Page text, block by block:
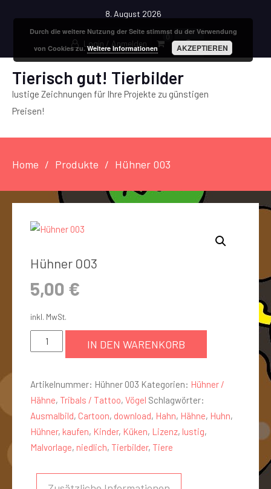
8. August 2026
Login / Anmelden
0
Tierisch gut! Tierbilder
lustige Zeichnungen für Ihre Projekte zu günstigen
Preisen!
Home Produkte Hühner 003
Hühner 003
5,00 €
inkl. MwSt.
IN DEN WARENKORB
Artikelnummer: Hühner 003 Kategorien: Hühner /
Hähne, Tribals / Tattoo, Vögel Schlagwörter:
Ausmalbild, Cartoon, download, Hahn, Hähne, Huhn,
Hühner, kaufen, Kinder, Küken, Lizenz, lustig,
Malvorlage, niedlich, Tierbilder, Tiere
Durch die weitere Nutzung der Seite stimmst du der Verwendung
von Cookies zu.Weitere Informationen AKZEPTIEREN